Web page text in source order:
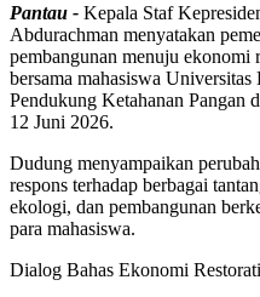
Pantau - Kepala Staf
Abdurachman menyatakan
pembangunan menuju ekonomi
bersama mahasiswa
Pendukung Ketahanan Pangan
12 Juni 2026.
Dudung menyampaikan
respons terhadap berbagai
ekologi, dan pembangunan
para mahasiswa.
Dialog Bahas Ekonomi